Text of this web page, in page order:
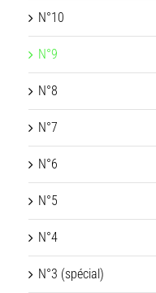
N°10
N°9
N°8
N°7
N°6
N°5
N°4
N°3 (spécial)